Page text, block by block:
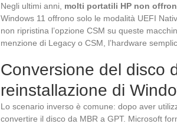
Negli ultimi anni, molti portatili HP non
Windows 11 offrono solo le modalità UEFI
non ripristina l’opzione CSM su queste
menzione di Legacy o CSM, l’hardware
Conversione del disco
reinstallazione di
Lo scenario inverso è comune: dopo aver
convertire il disco da MBR a GPT. Microsoft